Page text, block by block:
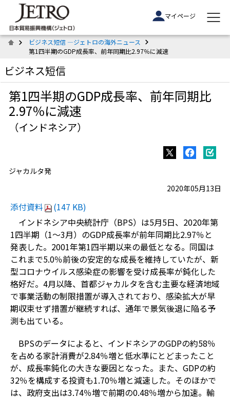
マイページ
ビジネス短信 ―ジェトロの海外ニュース
第1四半期のGDP成長率、前年同期比2.97％に減速
ビジネス短信
第1四半期のGDP成長率、前年同期比
2.97％に減速
（インドネシア）
ジャカルタ発
2020年05月13日
添付資料
(147 KB)
インドネシア中央統計庁（BPS）は5月5日、2020年第
1四半期（1～3月）のGDP成長率が前年同期比2.97％と
発表した。2001年第1四半期以来の最低となる。同国は
これまで5.0％前後の安定的な成長を維持していたが、新
型コロナウイルス感染症の影響を受け成長率が鈍化した
格好だ。4月以降、首都ジャカルタを含む主要な経済地域
で事業活動の制限措置が導入されており、感染拡大が早
期収束せず措置が継続すれば、通年で景気後退に陥る予
測も出ている。
BPSのデータによると、インドネシアのGDPの約58％
を占める家計消費が2.84％増と低水準にとどまったこと
が、成長率鈍化の大きな要因となった。また、GDPの約
32％を構成する投資も1.70％増と減速した。そのほかで
は、政府支出は3.74％増で前期の0.48％増から加速。輸